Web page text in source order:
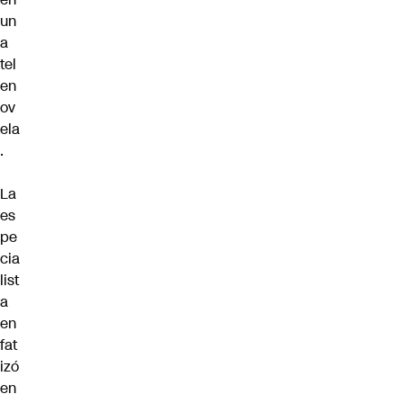
un
a
tel
en
ov
ela
.
La
es
pe
cia
list
a
en
fat
izó
en